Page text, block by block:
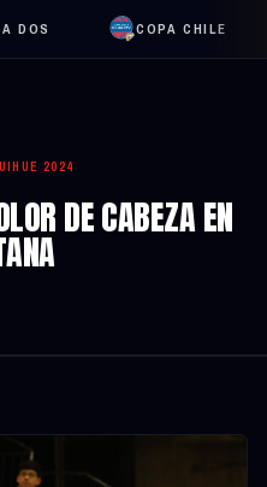
DOS COPA CHILE
2024
DE CABEZA EN